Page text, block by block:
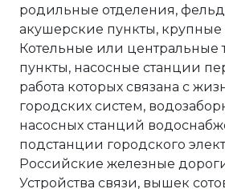
родильные отделения,
акушерские пункты,
Котельные или центральные
пункты, насосные станции
работа которых связана с
городских систем,
насосных станций
подстанции городского
Российские железные
Устройства связи, вышек